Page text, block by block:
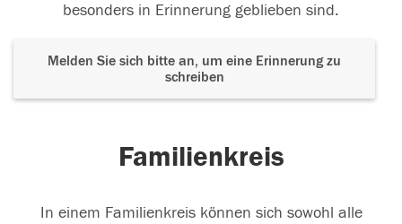
besonders in Erinnerung geblieben sind.
Melden Sie sich bitte an, um eine Erinnerung zu
schreiben
Familienkreis
In einem Familienkreis können sich sowohl alle